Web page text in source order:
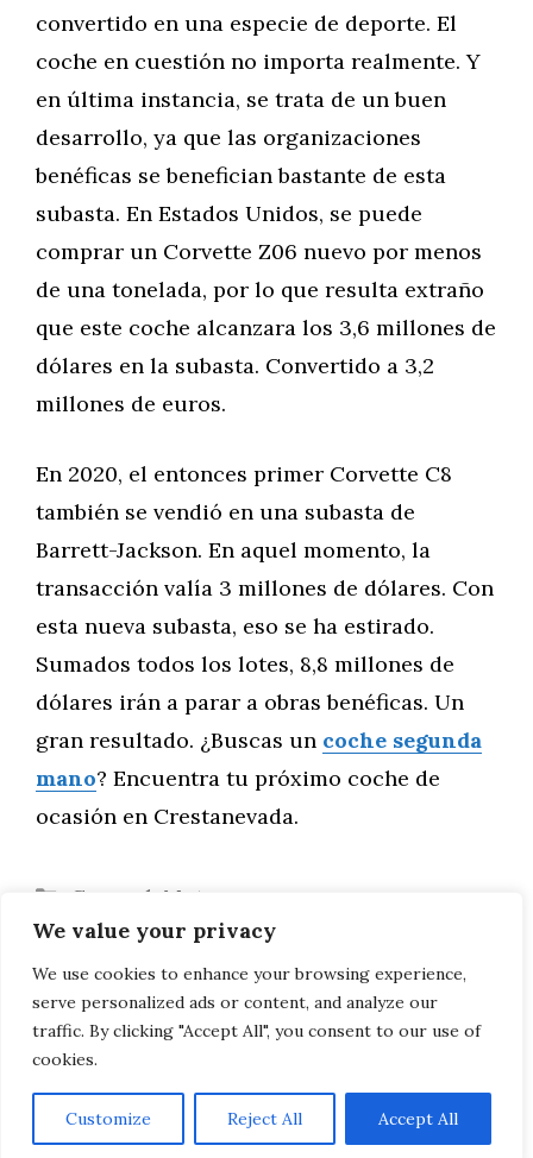
We value your privacy
We use cookies to enhance your browsing experience,
serve personalized ads or content, and analyze our
traffic. By clicking "Accept All", you consent to our use of
cookies.
Customize Reject All Accept All
convertido en una especie de deporte. El
coche en cuestión no importa realmente. Y
en última instancia, se trata de un buen
desarrollo, ya que las organizaciones
benéficas se benefician bastante de esta
subasta. En Estados Unidos, se puede
comprar un Corvette Z06 nuevo por menos
de una tonelada, por lo que resulta extraño
que este coche alcanzara los 3,6 millones de
dólares en la subasta. Convertido a 3,2
millones de euros.
En 2020, el entonces primer Corvette C8
también se vendió en una subasta de
Barrett-Jackson. En aquel momento, la
transacción valía 3 millones de dólares. Con
esta nueva subasta, eso se ha estirado.
Sumados todos los lotes, 8,8 millones de
dólares irán a parar a obras benéficas. Un
gran resultado. ¿Buscas un coche segunda
mano? Encuentra tu próximo coche de
ocasión en Crestanevada.
Categorías
General Motor
Prueba del Kia Picanto GTline 1.2 l 84 CV
Cómo sellar ventanas de manera eficaz
para mejorar la eficiencia energética
AVISO LEGAL, POLITICA DE PRIVACIDAD, COOKIES